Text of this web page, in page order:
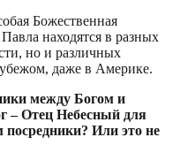
Божественная
находятся в разных
но и различных
даже в Америке.
между Богом и
– Отец Небесный для
Или это не